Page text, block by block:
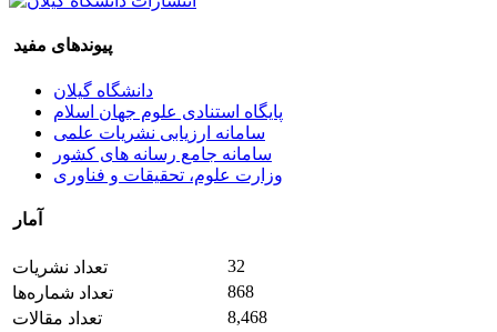
پیوندهای مفید
دانشگاه گیلان
پایگاه استنادی علوم جهان اسلام
سامانه ارزیابی نشریات علمی
سامانه جامع رسانه های کشور
وزارت علوم، تحقیقات و فناوری
آمار
تعداد نشریات
32
تعداد شماره‌ها
868
تعداد مقالات
8,468